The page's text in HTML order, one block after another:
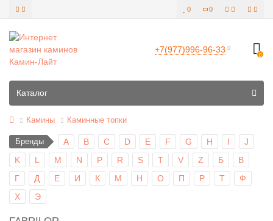
0
0
+7(977)996-96-33
0
Каталог
Камины Каминные топки
Бренды A B C D E F G H I
J
K
L M N P R S T V Z Б
В
Г
Д Е И К М Н О П Р Т
Ф
Х
Э